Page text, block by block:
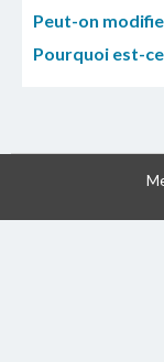
Peut-on
Pourquoi est-